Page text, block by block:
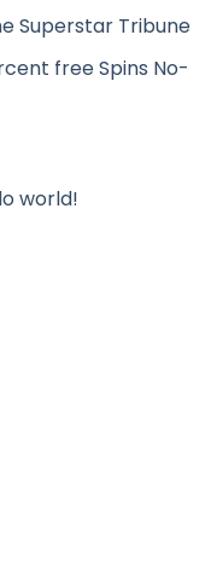
Superstar Tribune
free Spins No-
world!